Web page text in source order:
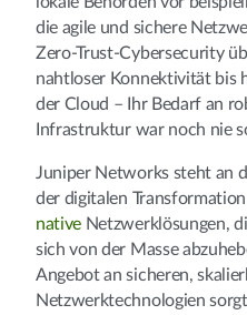
die agile und sichere
Zero-Trust-Cybersecurity
nahtloser Konnektivität bis
der Cloud – Ihr Bedarf an
Infrastruktur war noch nie
Juniper Networks steht an
der digitalen
native Netzwerklösungen,
sich von der Masse
Angebot an sicheren,
Netzwerktechnologien